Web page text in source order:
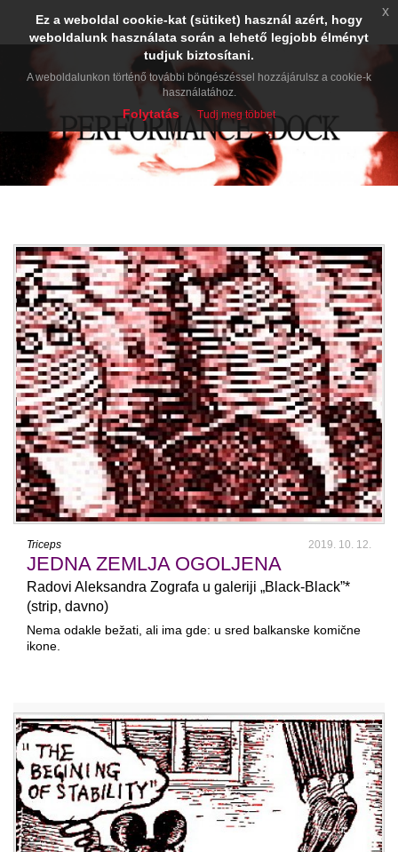
Triceps 2019. 10. 12.
JEDNA ZEMLJA OGOLJENA
Radovi Aleksandra Zografa u galeriji „Black-Black”*
(strip, davno)
Nema odakle bežati, ali ima gde: u sred balkanske komične
ikone.
Ez a weboldal cookie-kat (sütiket) használ azért, hogy
weboldalunk használata során a lehető legjobb élményt
tudjuk biztosítani.
A weboldalunkon történő további böngészéssel hozzájárulsz a cookie-k
használatához.
Folytatás Tudj meg többet
x